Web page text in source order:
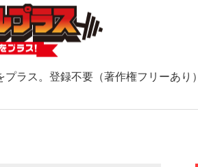
ラス。登録不要（著作権フリーあり）